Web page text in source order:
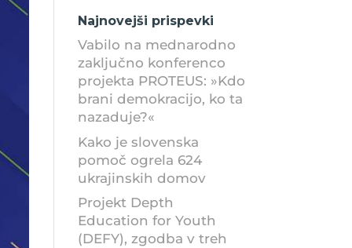
Najnovejši prispevki
Vabilo na mednarodno
zaključno konferenco
projekta PROTEUS: »Kdo
brani demokracijo, ko ta
nazaduje?«
Kako je slovenska
pomoč ogrela 624
ukrajinskih domov
Projekt Depth
Education for Youth
(DEFY), zgodba v treh